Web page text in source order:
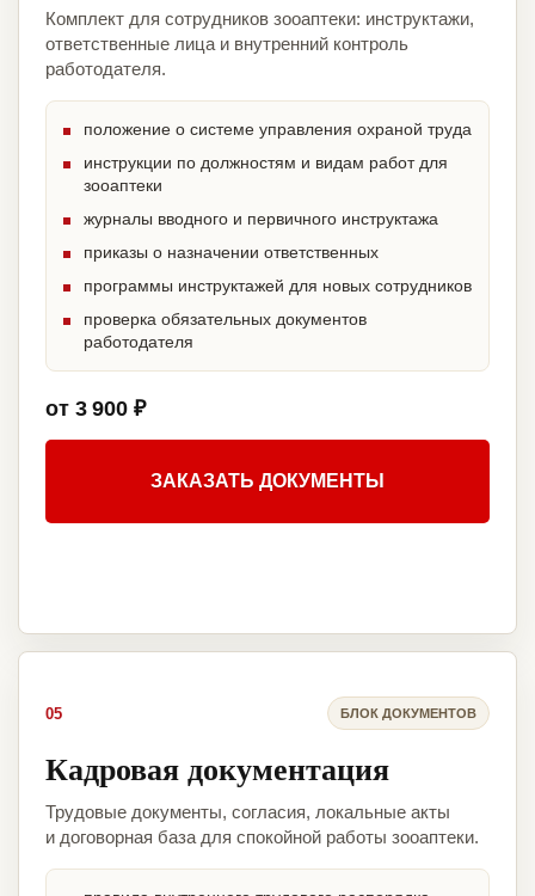
Комплект для сотрудников зооаптеки: инструктажи,
ответственные лица и внутренний контроль
работодателя.
положение о системе управления охраной труда
инструкции по должностям и видам работ для
зооаптеки
журналы вводного и первичного инструктажа
приказы о назначении ответственных
программы инструктажей для новых сотрудников
проверка обязательных документов
работодателя
от 3 900 ₽
ЗАКАЗАТЬ ДОКУМЕНТЫ
05 БЛОК ДОКУМЕНТОВ
Кадровая документация
Трудовые документы, согласия, локальные акты
и договорная база для спокойной работы зооаптеки.